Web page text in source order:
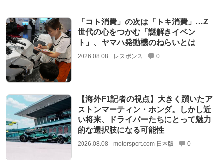
「コト消費」の次は「トキ消費」…Z
世代の心をつかむ「謎解きイベン
ト」、ヤマハ発動機のねらいとは
2026.08.08 レスポンス 0
【海外F1記者の視点】大きく躓いたア
ストンマーティン・ホンダ。しかし近
い将来、ドライバーたちにとって魅力
的な選択肢になる可能性
2026.08.08 motorsport.com 日本版 0